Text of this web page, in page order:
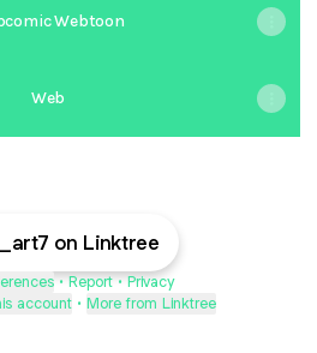
Webtoon
Web
on Linktree
• Report • Privacy
account • More from Linktree